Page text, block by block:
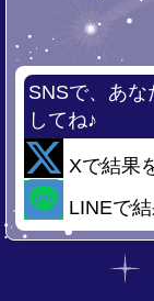
SNSで、あ
してね♪
Xで結果
LINEで